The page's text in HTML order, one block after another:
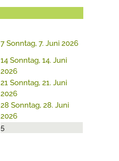
7 Sonntag, 7. Juni 2026
14 Sonntag, 14. Juni
2026
21 Sonntag, 21. Juni
2026
28 Sonntag, 28. Juni
2026
5